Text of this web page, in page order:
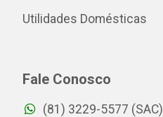
Utilidades Domésticas
Fale Conosco
(81) 3229-5577 (SAC)